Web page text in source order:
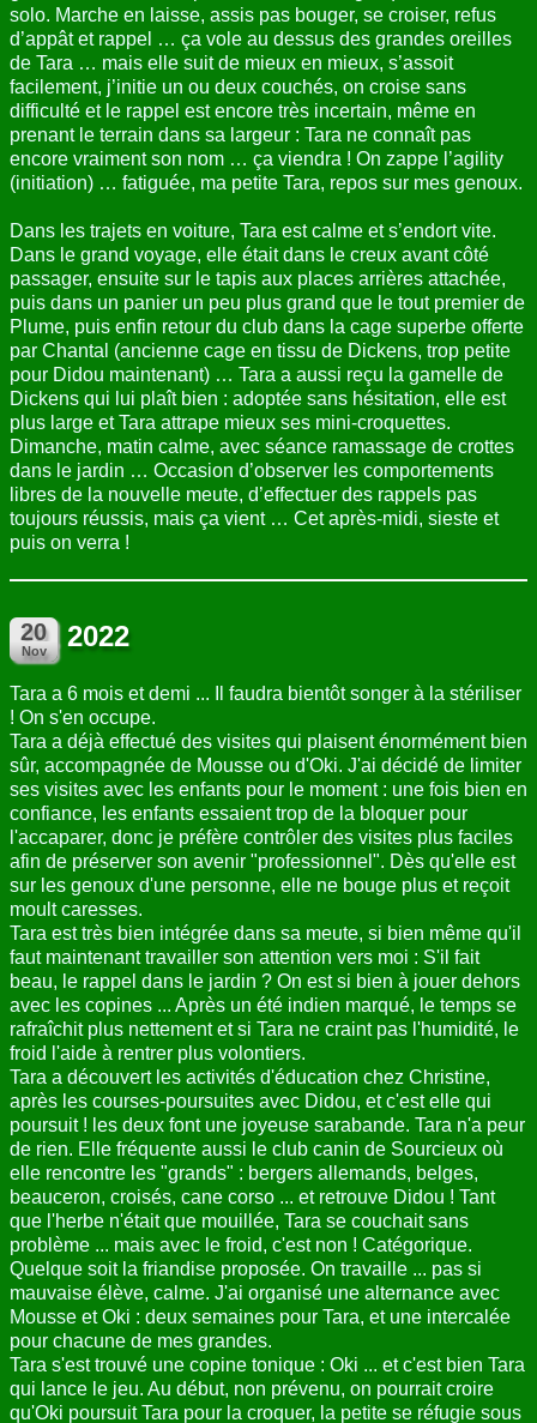
solo. Marche en laisse, assis pas bouger, se croiser, refus
d’appât et rappel … ça vole au dessus des grandes oreilles
de Tara … mais elle suit de mieux en mieux, s’assoit
facilement, j’initie un ou deux couchés, on croise sans
difficulté et le rappel est encore très incertain, même en
prenant le terrain dans sa largeur : Tara ne connaît pas
encore vraiment son nom … ça viendra ! On zappe l’agility
(initiation) … fatiguée, ma petite Tara, repos sur mes genoux.
Dans les trajets en voiture, Tara est calme et s’endort vite.
Dans le grand voyage, elle était dans le creux avant côté
passager, ensuite sur le tapis aux places arrières attachée,
puis dans un panier un peu plus grand que le tout premier de
Plume, puis enfin retour du club dans la cage superbe offerte
par Chantal (ancienne cage en tissu de Dickens, trop petite
pour Didou maintenant) … Tara a aussi reçu la gamelle de
Dickens qui lui plaît bien : adoptée sans hésitation, elle est
plus large et Tara attrape mieux ses mini-croquettes.
Dimanche, matin calme, avec séance ramassage de crottes
dans le jardin … Occasion d’observer les comportements
libres de la nouvelle meute, d’effectuer des rappels pas
toujours réussis, mais ça vient … Cet après-midi, sieste et
puis on verra !
2022
Tara a 6 mois et demi ... Il faudra bientôt songer à la stériliser
! On s'en occupe.
Tara a déjà effectué des visites qui plaisent énormément bien
sûr, accompagnée de Mousse ou d'Oki. J'ai décidé de limiter
ses visites avec les enfants pour le moment : une fois bien en
confiance, les enfants essaient trop de la bloquer pour
l'accaparer, donc je préfère contrôler des visites plus faciles
afin de préserver son avenir "professionnel". Dès qu'elle est
sur les genoux d'une personne, elle ne bouge plus et reçoit
moult caresses.
Tara est très bien intégrée dans sa meute, si bien même qu'il
faut maintenant travailler son attention vers moi : S'il fait
beau, le rappel dans le jardin ? On est si bien à jouer dehors
avec les copines ... Après un été indien marqué, le temps se
rafraîchit plus nettement et si Tara ne craint pas l'humidité, le
froid l'aide à rentrer plus volontiers.
Tara a découvert les activités d'éducation chez Christine,
après les courses-poursuites avec Didou, et c'est elle qui
poursuit ! les deux font une joyeuse sarabande. Tara n'a peur
de rien. Elle fréquente aussi le club canin de Sourcieux où
elle rencontre les "grands" : bergers allemands, belges,
beauceron, croisés, cane corso ... et retrouve Didou ! Tant
que l'herbe n'était que mouillée, Tara se couchait sans
problème ... mais avec le froid, c'est non ! Catégorique.
Quelque soit la friandise proposée. On travaille ... pas si
mauvaise élève, calme. J'ai organisé une alternance avec
Mousse et Oki : deux semaines pour Tara, et une intercalée
pour chacune de mes grandes.
Tara s'est trouvé une copine tonique : Oki ... et c'est bien Tara
qui lance le jeu. Au début, non prévenu, on pourrait croire
qu'Oki poursuit Tara pour la croquer, la petite se réfugie sous